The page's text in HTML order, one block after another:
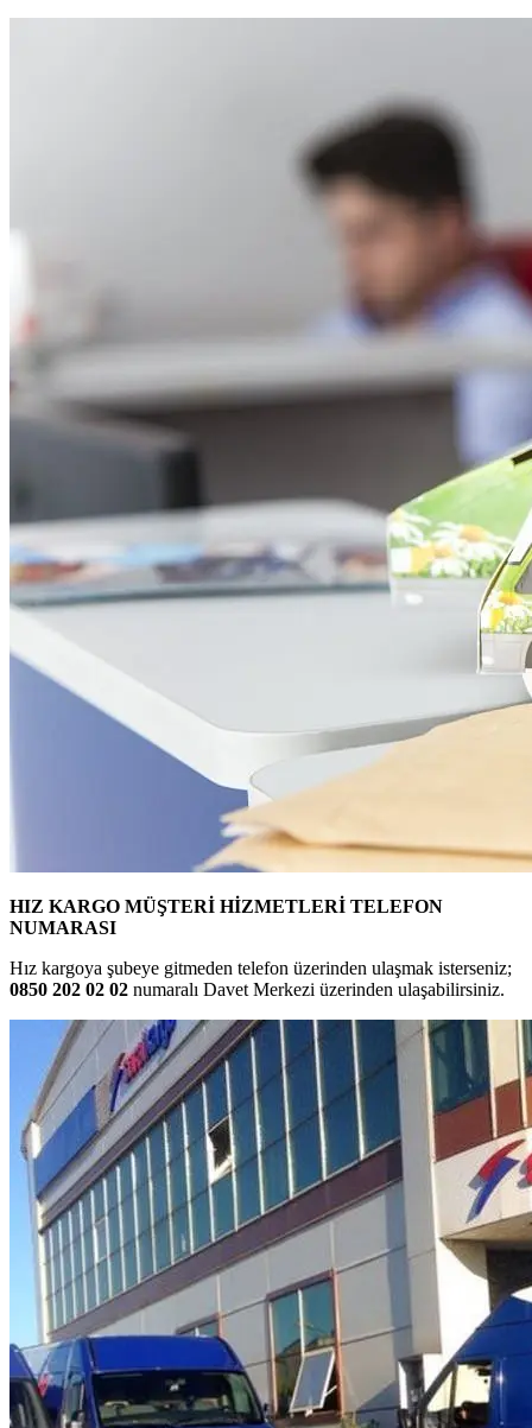
HIZ KARGO MÜŞTERİ HİZMETLERİ TELEFON
NUMARASI
Hız kargoya şubeye gitmeden telefon üzerinden ulaşmak isterseniz;
0850 202 02 02 numaralı Davet Merkezi üzerinden ulaşabilirsiniz.